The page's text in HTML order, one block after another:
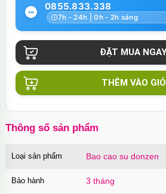
0855.833.338
7h - 24h | 0h - 2h sáng
THÊM VÀO GIỎ
Thông số sản phẩm
Loại sản phẩm Bao cao su donzen
Bảo hành 3 tháng